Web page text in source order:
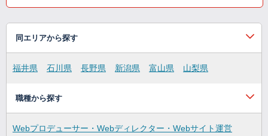
同エリアから探す
福井県 石川県 長野県 新潟県 富山県 山梨県
職種から探す
Webプロデューサー・Webディレクター・Webサイト運営